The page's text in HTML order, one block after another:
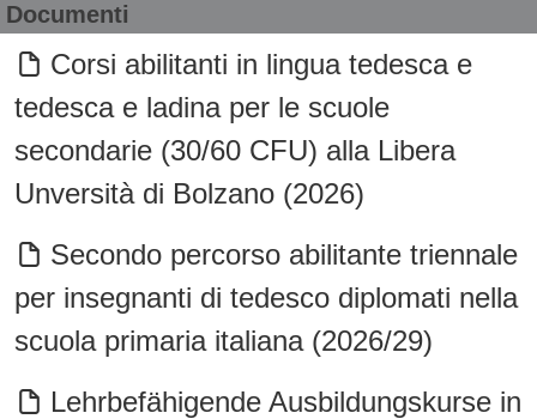
Documenti
Corsi abilitanti in lingua tedesca e
tedesca e ladina per le scuole
secondarie (30/60 CFU) alla Libera
Unversità di Bolzano (2026)
Secondo percorso abilitante triennale
per insegnanti di tedesco diplomati nella
scuola primaria italiana (2026/29)
Lehrbefähigende Ausbildungskurse in